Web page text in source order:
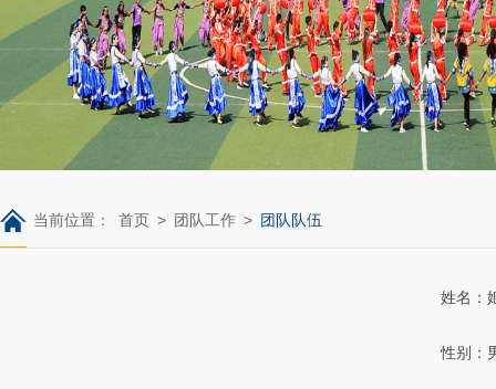
当前位置： 首页 > 团队工作 > 团队队伍
姓名：
性别：